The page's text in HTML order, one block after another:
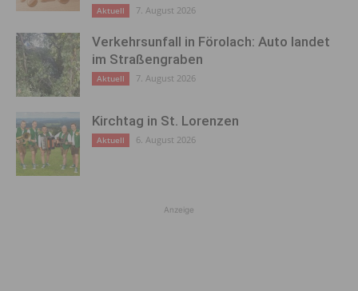
Aktuell 7. August 2026
Verkehrsunfall in Förolach: Auto landet
im Straßengraben
Aktuell 7. August 2026
Kirchtag in St. Lorenzen
Aktuell 6. August 2026
Anzeige